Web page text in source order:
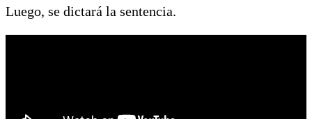
Luego, se dictará la sentencia.